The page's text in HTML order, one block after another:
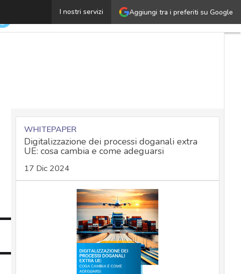
Aggiungi tra i preferiti su Google
I nostri servizi
Conflitto d’interessi e inconferibilità dell’incarico: la
WHITEPAPER
Digitalizzazione dei processi doganali extra
UE: cosa cambia e come adeguarsi
17 Dic 2024